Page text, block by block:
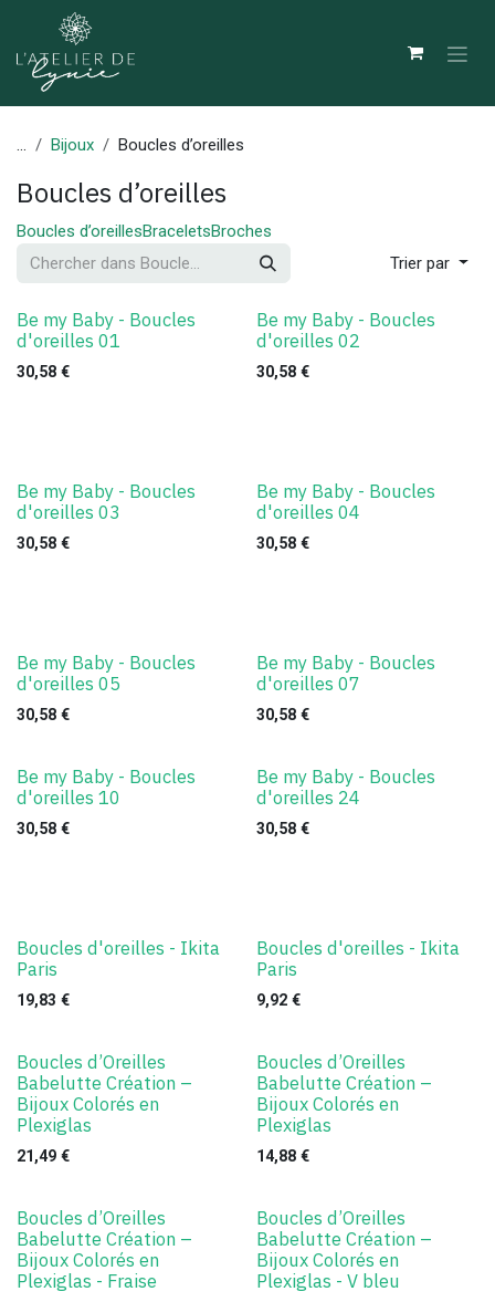
Se rendre au contenu
... Bijoux Boucles d’oreilles
Boucles d’oreilles
Boucles d’oreillesBraceletsBroches
Trier par
Be my Baby - Boucles
d'oreilles 01
30,58 €
Be my Baby - Boucles
d'oreilles 02
30,58€
Be my Baby - Boucles
d'oreilles 03
30,58 €
Be my Baby - Boucles
d'oreilles 04
30,58€
Be my Baby - Boucles
d'oreilles 05
30,58 €
Be my Baby - Boucles
d'oreilles 07
30,58€
Be my Baby - Boucles
d'oreilles 10
30,58 €
Be my Baby - Boucles
d'oreilles 24
30,58€
Boucles d'oreilles - Ikita
Paris
19,83 €
Boucles d'oreilles - Ikita
Paris
9,92€
Boucles d’Oreilles
Babelutte Création –
Bijoux Colorés en
Plexiglas
21,49 €
Boucles d’Oreilles
Babelutte Création –
Bijoux Colorés en
Plexiglas
14,88€
Boucles d’Oreilles
Babelutte Création –
Bijoux Colorés en
Plexiglas - Fraise
Boucles d’Oreilles
Babelutte Création –
Bijoux Colorés en
Plexiglas - V bleu